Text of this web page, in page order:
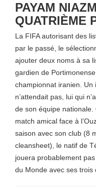
PAYAM
QUATRIÈME
La FIFA autorisant des
par le passé, le
ajouter deux noms à sa
gardien de
championnat iranien. Un
n’attendait pas, lui qui
de son équipe nationale.
match amical face à
saison avec son club (8
cleansheet), le natif de
jouera probablement
du Monde avec ses trois